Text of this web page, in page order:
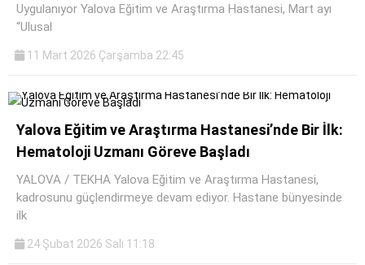
Uygulanıyor Yalova Eğitim ve Araştırma Hastanesi, Mart ayı
“Ulusal
11 Mart 2026 Çarşamba 22:45
Yalova Eğitim ve Araştırma Hastanesi’nde Bir İlk:
Hematoloji Uzmanı Göreve Başladı
YALOVA / TEKHA Yalova Eğitim ve Araştırma Hastanesi,
kadrosunu güçlendirmeye devam ediyor. Hastane bünyesinde
ilk
24 Şubat 2026 Salı 11:18